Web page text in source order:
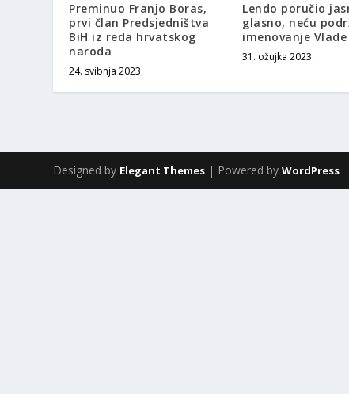
Preminuo Franjo Boras,
prvi član Predsjedništva
BiH iz reda hrvatskog
naroda
24. svibnja 2023.
Lendo poručio
glasno, neću
imenovanje Vlade
31. ožujka 2023.
Designed by Elegant Themes | Powered byWordPress